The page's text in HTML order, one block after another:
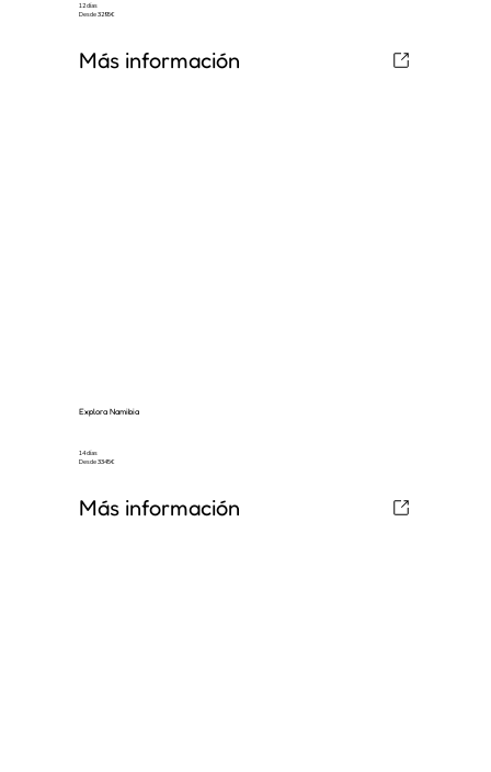
12 días
Desde 3295€
Más información
Explora Namibia
14 días
Desde 3345€
Más información